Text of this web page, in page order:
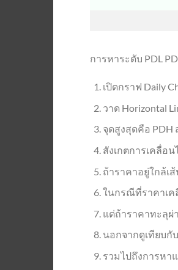
การหาระดับ PDL
เปิดกราฟ Daily
วาด Horizontal
จุดสูงสุดคือ PDH
สังเกตการเคลื่อ
ถ้าราคาอยู่ใกล้เ
ในกรณีที่ราคาเค
แต่ถ้าราคาทะลุผ่
นอกจากดูเทียบกั
รวมไปถึงการหา